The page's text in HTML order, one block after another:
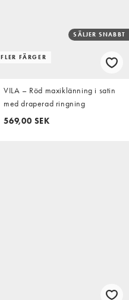
FLER FÄRGER
SÄLJER SNABBT
VILA – Röd maxiklänning i satin
med draperad ringning
569,00 SEK